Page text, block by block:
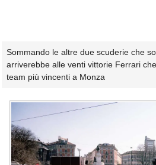
Sommando le altre due scuderie che
arriverebbe alle venti vittorie Ferrari
team più vincenti a Monza